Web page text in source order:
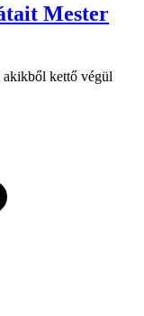
Mester
akikből kettő végül